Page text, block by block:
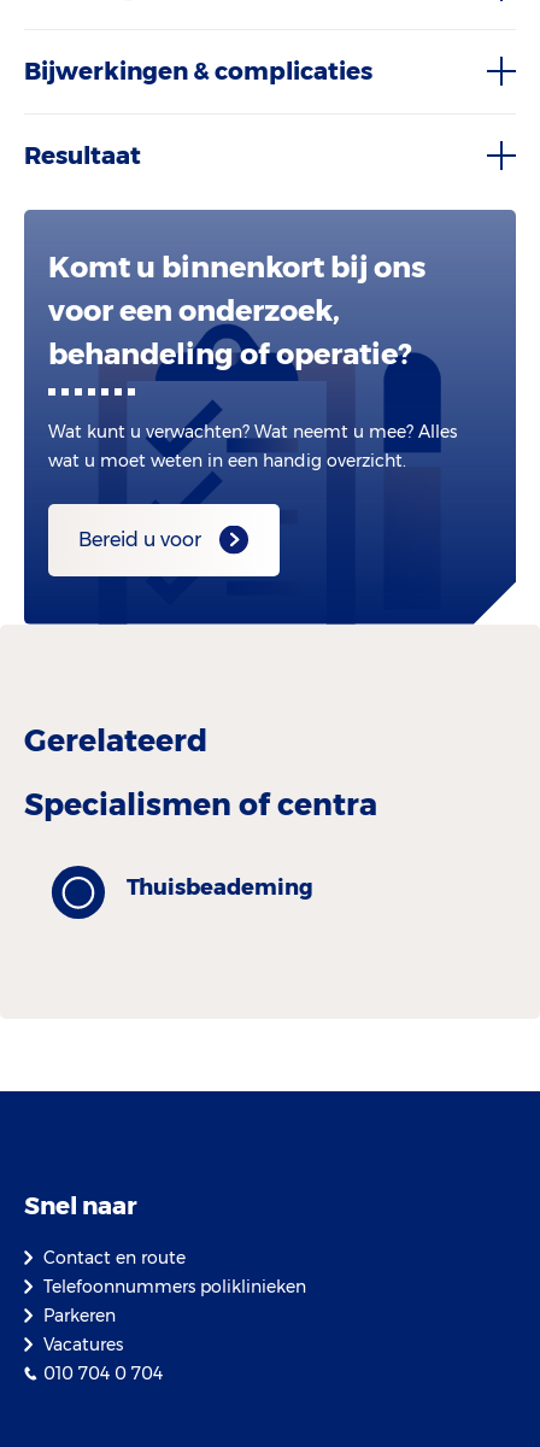
Bijwerkingen & complicaties
Resultaat
Komt u binnenkort bij ons
voor een onderzoek,
behandeling of operatie?
Wat kunt u verwachten? Wat neemt u mee? Alles
wat u moet weten in een handig overzicht.
Bereid u voor
Gerelateerd
Specialismen of centra
Thuisbeademing
Snel naar
Contact en route
Telefoonnummers poliklinieken
Parkeren
Vacatures
010 704 0 704